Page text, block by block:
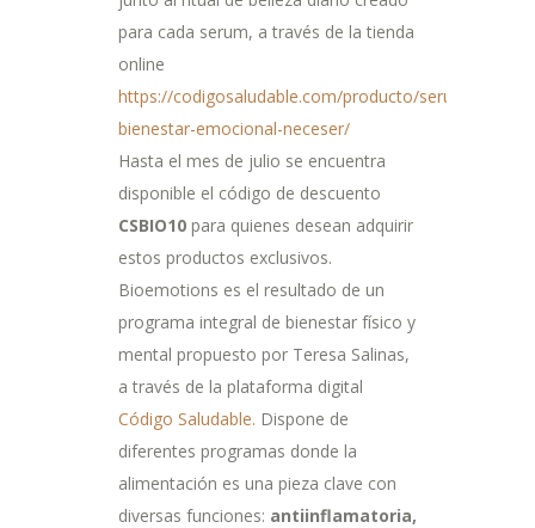
para cada serum, a través de la tienda
online
https://codigosaludable.com/producto/serum-
bienestar-emocional-neceser/
Hasta el mes de julio se encuentra
disponible el código de descuento
CSBIO10 para quienes desean adquirir
estos productos exclusivos.
Bioemotions es el resultado de un
programa integral de bienestar físico y
mental propuesto por Teresa Salinas,
a través de la plataforma digital
Código Saludable. Dispone de
diferentes programas donde la
alimentación es una pieza clave con
diversas funciones: antiinflamatoria,